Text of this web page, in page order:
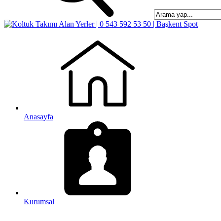
Anasayfa
Kurumsal